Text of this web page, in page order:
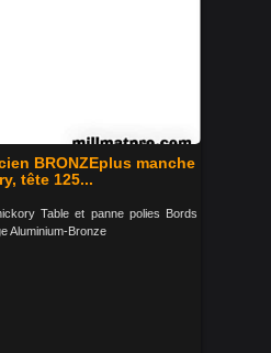
BRONZEplus manche
tête 125...
Table et panne polies Bords
Aluminium-Bronze